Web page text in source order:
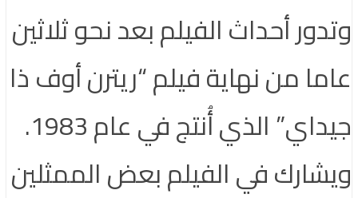
وتدور أحداث الفيلم بعد نحو ثلاثين
عاما من نهاية فيلم “ريترن أوف ذا
جيداي” الذي أُنتج في عام 1983.
ويشارك في الفيلم بعض الممثلين